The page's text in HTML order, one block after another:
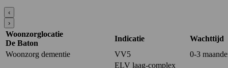
‹
›
Woonzorglocatie
De Baton
Indicatie
Wachttijd
Woonzorg dementie
VV5 0-3
ELV laag-complex